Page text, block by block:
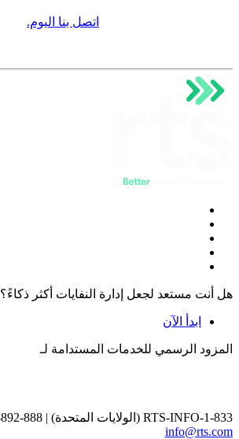
اتصل بنا اليوم.
هل أنت مستعد لجعل إدارة النفايات أكثر ذكاءً؟
ابدأ الآن
المزود الرسمي للخدمات المستدامة لـ
1-833-RTS-INFO (الولايات المتحدة) | 888-892-1796 (كندا) |
info@rts.com